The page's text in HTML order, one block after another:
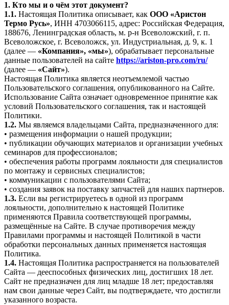
1. Кто мы и о чём этот документ?
1.1. Настоящая Политика описывает, как ООО «Аристон
Термо Русь», ИНН 4703066115, адрес: Российская Федерация,
188676, Ленинградская область, м. р-н Всеволожский, г. п.
Всеволожское, г. Всеволожск, ул. Индустриальная, д. 9, к. 1
(далее — «Компания», «мы»), обрабатывает персональные
данные пользователей на сайте https://ariston-pro.com/ru/
(далее — «Сайт»).
Настоящая Политика является неотъемлемой частью
Пользовательского соглашения, опубликованного на Сайте.
Использование Сайта означает одновременное принятие как
условий Пользовательского соглашения, так и настоящей
Политики.
1.2. Мы являемся владельцами Сайта, предназначенного для:
• размещения информации о нашей продукции;
• публикации обучающих материалов и организации учебных
семинаров для профессионалов;
• обеспечения работы программ лояльности для специалистов
по монтажу и сервисных специалистов;
• коммуникации с пользователями Сайта;
• создания заявок на поставку запчастей для наших партнеров.
1.3. Если вы регистрируетесь в одной из программ
лояльности, дополнительно к настоящей Политике
применяются Правила соответствующей программы,
размещённые на Сайте. В случае противоречия между
Правилами программы и настоящей Политикой в части
обработки персональных данных применяется настоящая
Политика.
1.4. Настоящая Политика распространяется на пользователей
Сайта — дееспособных физических лиц, достигших 18 лет.
Сайт не предназначен для лиц младше 18 лет; предоставляя
нам свои данные через Сайт, вы подтверждаете, что достигли
указанного возраста.